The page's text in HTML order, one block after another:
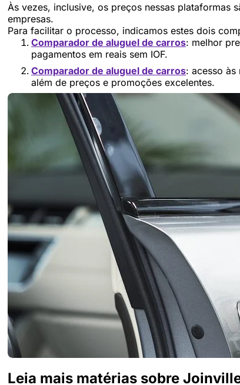
Às vezes, inclusive, os preços nessas plataformas
empresas.
Para facilitar o processo, indicamos estes dois
Comparador de aluguel de carros: melhor
pagamentos em reais sem IOF.
Comparador de aluguel de carros: acesso às
além de preços e promoções excelentes.
Leia mais matérias sobre